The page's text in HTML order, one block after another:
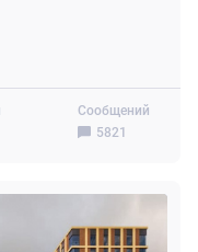
Сообщений
5821